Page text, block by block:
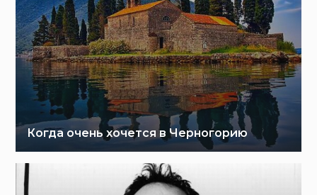
Когда очень хочется в Черногорию